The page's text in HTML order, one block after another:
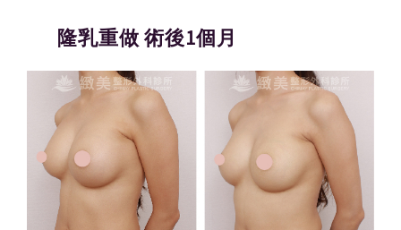
隆乳重做 術後1個月